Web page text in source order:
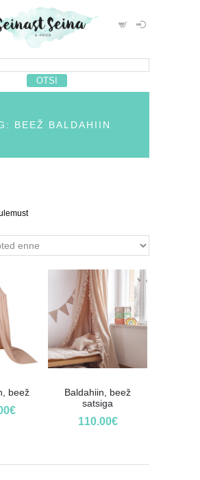
BEEŽ BALDAHIIN
beež
€
Baldahiin, beež
satsiga
110.00€